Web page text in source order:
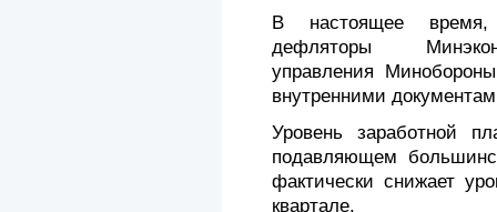
В настоящее время,
дефляторы
управления
внутренними
Уровень заработной
подавляющем
фактически снижает
квартале.